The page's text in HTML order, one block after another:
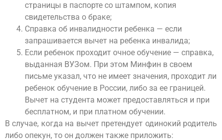
страницы в паспорте со штампом, копия
свидетельства о браке;
Справка об инвалидности ребенка — если
запрашивается вычет на ребенка инвалида;
Если ребенок проходит очное обучение — справка,
выданная ВУЗом. При этом Минфин в своем
письме указал, что не имеет значения, проходит ли
ребенок обучение в России, либо за ее границей.
Вычет на студента может предоставляться и при
бесплатном, и при платном обучении.
В случае, когда на вычет претендует одинокий родитель
либо опекун, то он должен также приложить: